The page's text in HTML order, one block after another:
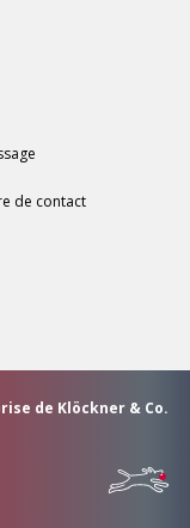
de contact
de Klöckner & Co.